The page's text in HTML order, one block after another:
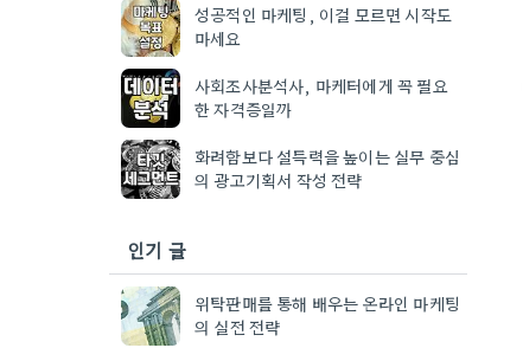
성공적인 마케팅, 이걸 모르면 시작도
마세요
사회조사분석사, 마케터에게 꼭 필요
한 자격증일까
화려함보다 설득력을 높이는 실무 중심
의 광고기획서 작성 전략
인기 글
위탁판매를 통해 배우는 온라인 마케팅
의 실전 전략